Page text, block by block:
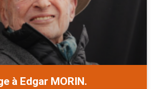
à Edgar MORIN.